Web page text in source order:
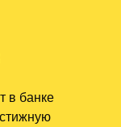
в банке